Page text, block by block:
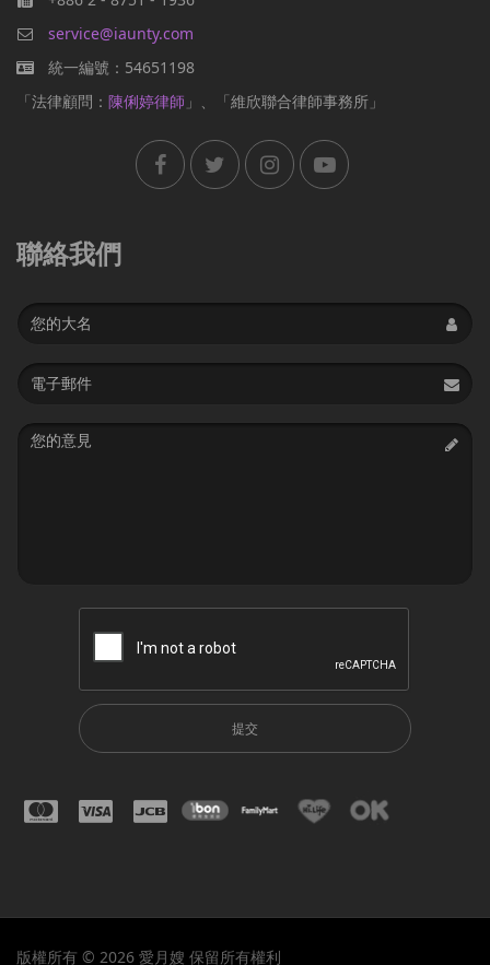
service@iaunty.com
統一編號：54651198
「法律顧問： 陳俐婷律師 」、「維欣聯合律師事務所」
聯絡我們
Name
Email
address
Message
提交
版權所有 © 2026 愛月嫂 保留所有權利